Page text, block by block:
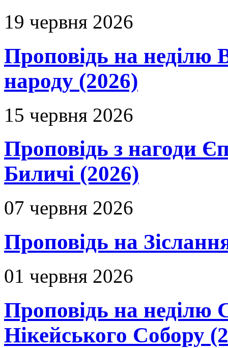
19 червня 2026
Проповідь на неділю
народу (2026)
15 червня 2026
Проповідь з нагоди
Биличі (2026)
07 червня 2026
Проповідь на
01 червня 2026
Проповідь на неділю
Нікейського Собору